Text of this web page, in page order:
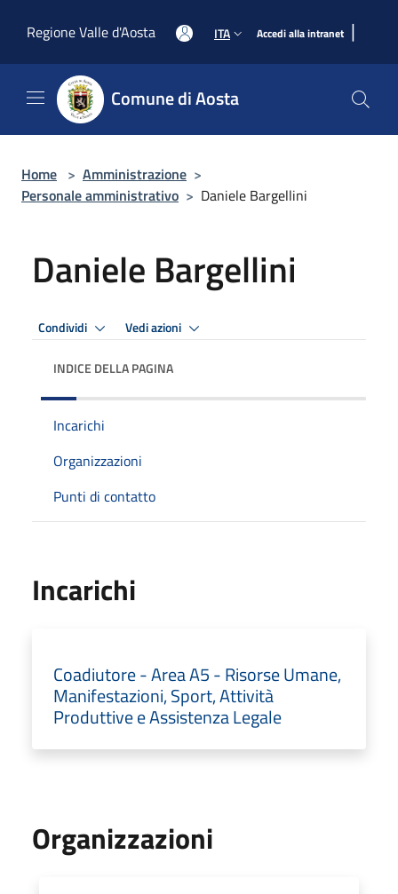
Regione Valle d'Aosta
ITA Accedi alla intranet |
Comune di Aosta
Home > Amministrazione >
Personale amministrativo > Daniele Bargellini
Daniele Bargellini
Condividi Vedi azioni
INDICE DELLA PAGINA
Incarichi
Organizzazioni
Punti di contatto
Incarichi
Coadiutore - Area A5 - Risorse Umane,
Manifestazioni, Sport, Attività
Produttive e Assistenza Legale
Organizzazioni